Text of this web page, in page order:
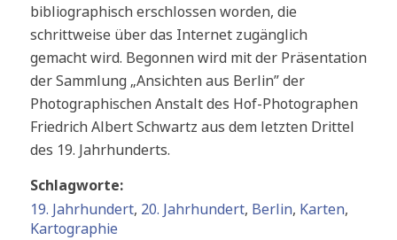
bibliographisch erschlossen worden, die
schrittweise über das Internet zugänglich
gemacht wird. Begonnen wird mit der Präsentation
der Sammlung „Ansichten aus Berlin” der
Photographischen Anstalt des Hof-Photographen
Friedrich Albert Schwartz aus dem letzten Drittel
des 19. Jahrhunderts.
Schlagworte:
19. Jahrhundert, 20. Jahrhundert, Berlin, Karten,
Kartographie